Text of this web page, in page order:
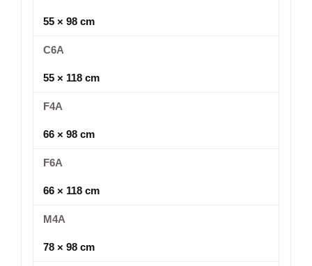
55 × 98 cm
C6A
55 × 118 cm
F4A
66 × 98 cm
F6A
66 × 118 cm
M4A
78 × 98 cm